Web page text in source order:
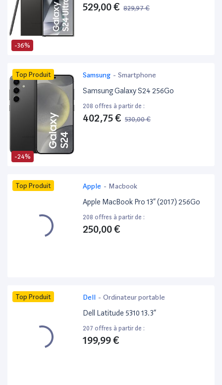
-36%
529,00 € 829,97 €
-24%
Top Produit Samsung - Smartphone
Samsung Galaxy S24 256Go
208 offres à partir de :
402,75 € 530,00 €
Top Produit Apple - Macbook
Apple MacBook Pro 13” (2017) 256Go
208 offres à partir de :
250,00 €
Top Produit Dell - Ordinateur portable
Dell Latitude 5310 13.3”
207 offres à partir de :
199,99 €